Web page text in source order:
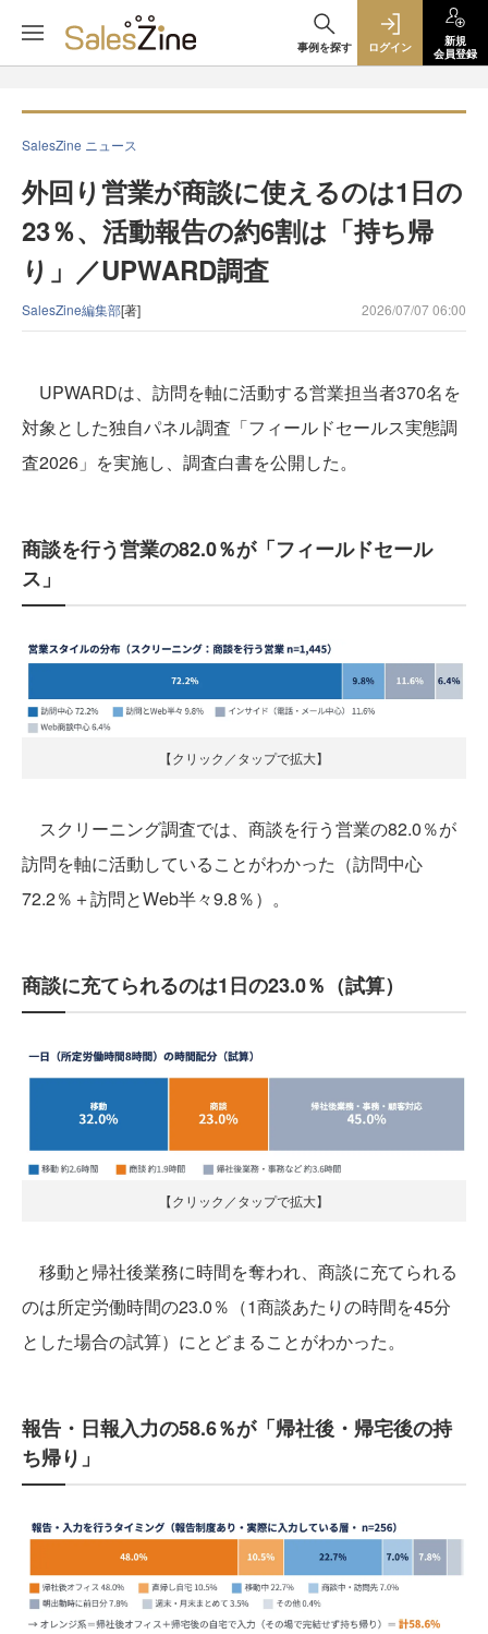
事例を探す ログイン
新規
会員登録
SalesZine ニュース
外回り営業が商談に使えるのは1日の
23％、活動報告の約6割は「持ち帰
り」／UPWARD調査
SalesZine編集部[著] 2026/07/07 06:00
UPWARDは、訪問を軸に活動する営業担当者370名を
対象とした独自パネル調査「フィールドセールス実態調
査2026」を実施し、調査白書を公開した。
商談を行う営業の82.0％が「フィールドセール
ス」
【クリック／タップで拡大】
スクリーニング調査では、商談を行う営業の82.0％が
訪問を軸に活動していることがわかった（訪問中心
72.2％＋訪問とWeb半々9.8％）。
商談に充てられるのは1日の23.0％（試算）
【クリック／タップで拡大】
移動と帰社後業務に時間を奪われ、商談に充てられる
のは所定労働時間の23.0％（1商談あたりの時間を45分
とした場合の試算）にとどまることがわかった。
報告・日報入力の58.6％が「帰社後・帰宅後の持
ち帰り」